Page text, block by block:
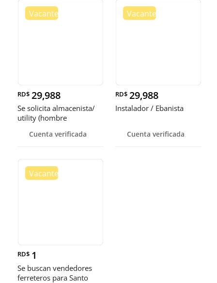
RD$ 29,988
Se solicita almacenista/
utility (hombre
Cuenta verificada
RD$ 29,988
Instalador / Ebanista
Cuenta verificada
RD$ 1
Se buscan vendedores
ferreteros para Santo